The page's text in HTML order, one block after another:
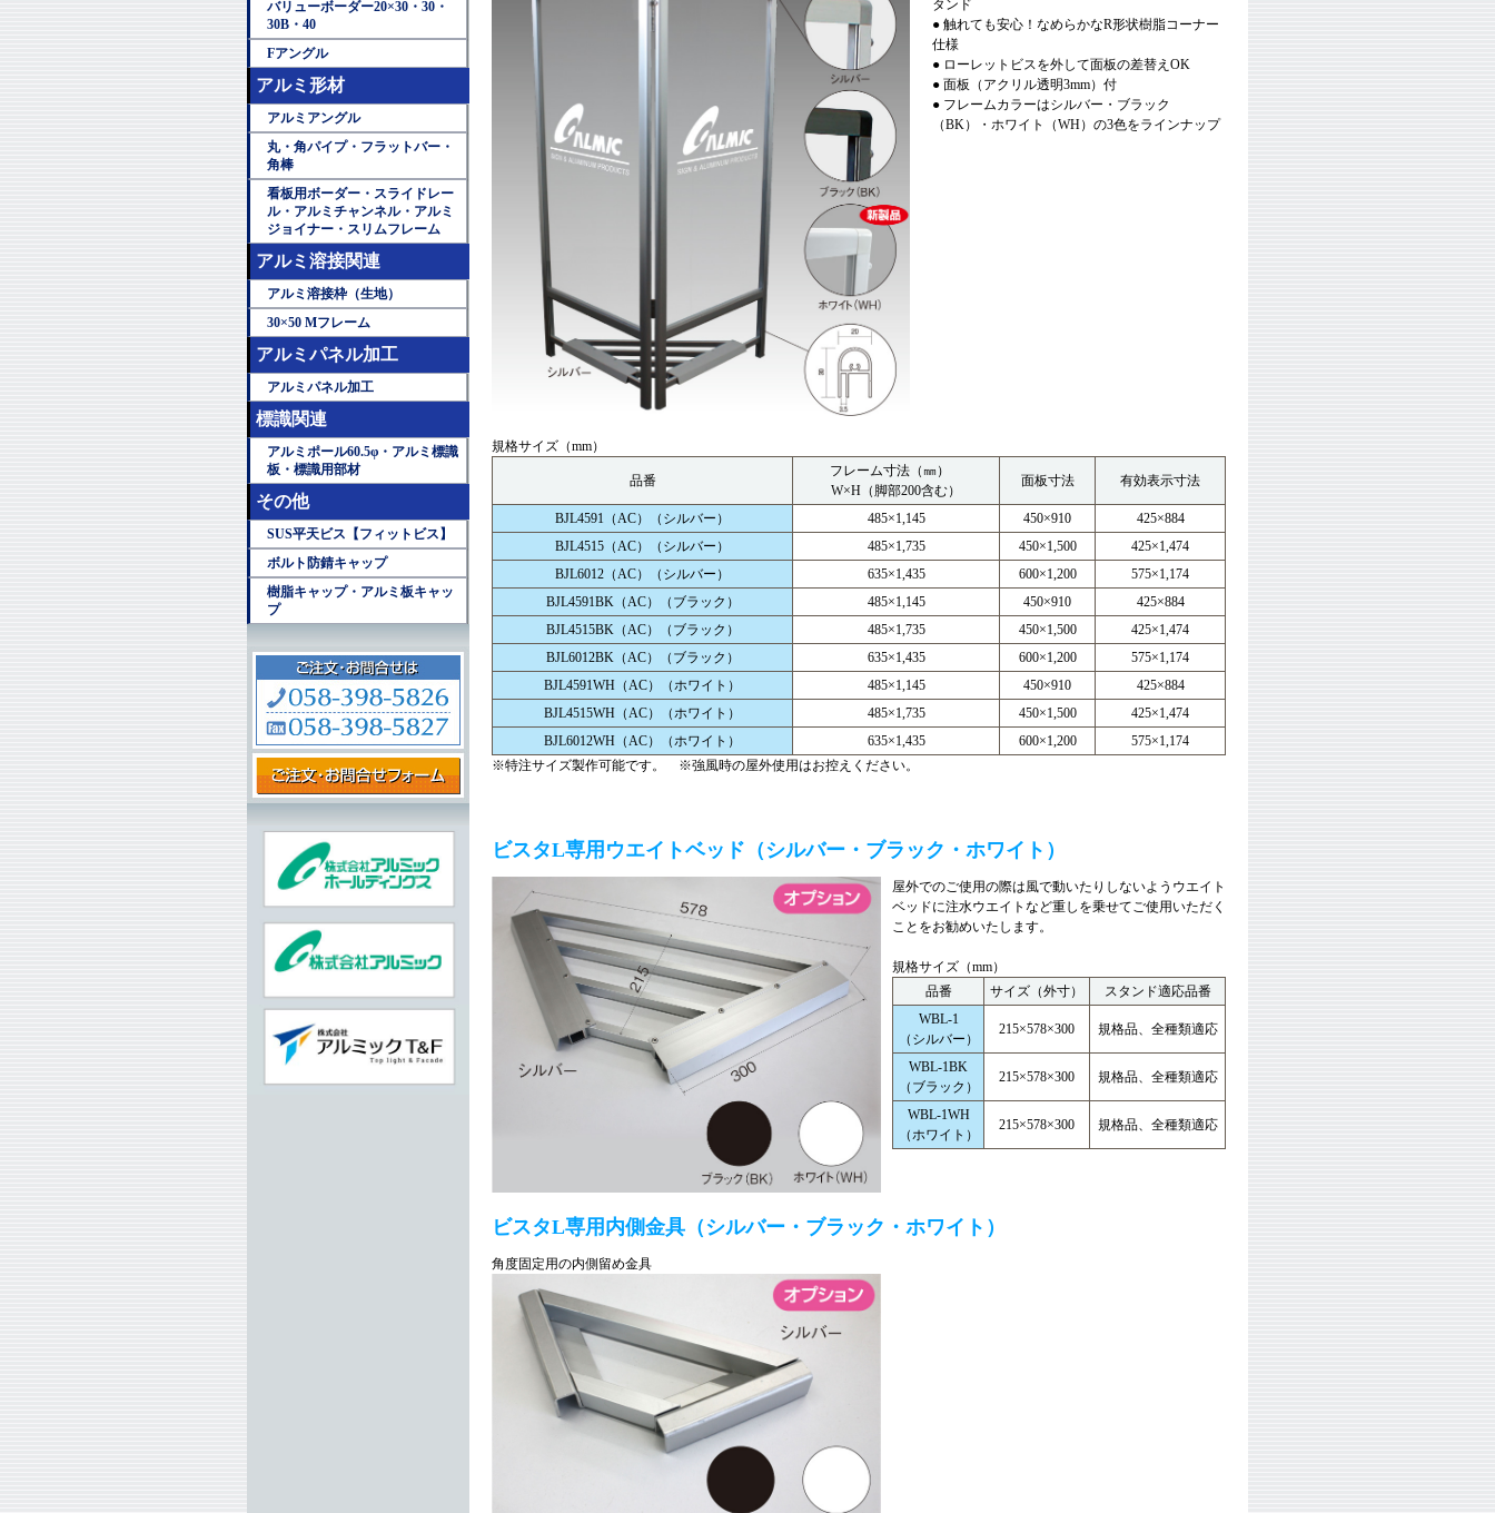
バリューボーダー20×30・30・
30B・40
Fアングル
アルミ形材
アルミアングル
丸・角パイプ・フラットバー・
角棒
看板用ボーダー・スライドレー
ル・アルミチャンネル・アルミ
ジョイナー・スリムフレーム
アルミ溶接関連
アルミ溶接枠（生地）
30×50 Mフレーム
アルミパネル加工
アルミパネル加工
標識関連
アルミポール60.5φ・アルミ標識
板・標識用部材
その他
SUS平天ビス【フィットビス】
ボルト防錆キャップ
樹脂キャップ・アルミ板キャッ
プ
タンド
● 触れても安心！なめらかなR形状樹脂コーナー
仕様
● ローレットビスを外して面板の差替えOK
● 面板（アクリル透明3mm）付
● フレームカラーはシルバー・ブラック
（BK）・ホワイト（WH）の3色をラインナップ
規格サイズ（mm）
品番
フレーム寸法（㎜）
W×H（脚部200含む）
面板寸法 有効表示寸法
BJL4591（AC）（シルバー） 485×1,145 450×910
425×884
BJL4515（AC）（シルバー）
485×1,735 450×1,500
425×1,474
BJL6012（AC）（シルバー）
635×1,435 600×1,200
575×1,174
BJL4591BK（AC）（ブラック）
485×1,145 450×910
425×884
BJL4515BK（AC）（ブラック）
485×1,735 450×1,500
425×1,474
BJL6012BK（AC）（ブラック）
635×1,435 600×1,200
575×1,174
BJL4591WH（AC）（ホワイト）
485×1,145 450×910
425×884
BJL4515WH（AC）（ホワイト）
485×1,735 450×1,500
425×1,474
BJL6012WH（AC）（ホワイト）
635×1,435 600×1,200
575×1,174
※特注サイズ製作可能です。 ※強風時の屋外使用はお控えください。
ビスタL専用ウエイトベッド（シルバー・ブラック・ホワイト）
屋外でのご使用の際は風で動いたりしないようウエイト
ベッドに注水ウエイトなど重しを乗せてご使用いただく
ことをお勧めいたします。
規格サイズ（mm）
品番
サイズ（外寸）
スタンド適応品番
WBL-1
（シルバー）
215×578×300 規格品、全種類適応
WBL-1BK
（ブラック）
215×578×300 規格品、全種類適応
WBL-1WH
（ホワイト）
215×578×300 規格品、全種類適応
ビスタL専用内側金具（シルバー・ブラック・ホワイト）
角度固定用の内側留め金具